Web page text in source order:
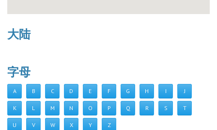
大陆
字母
A B C D E F G H I J
K L M N O P Q R S T
U V W X Y Z